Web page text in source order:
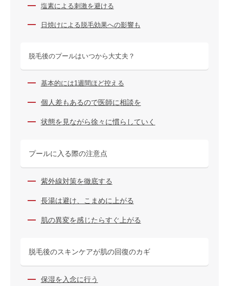
塩素による刺激を避ける
日焼けによる脱毛効果への影響も
脱毛後のプールはいつから大丈夫？
基本的には1週間ほど控える
個人差もあるので医師に相談を
状態を見ながら徐々に慣らしていく
プールに入る際の注意点
紫外線対策を徹底する
長湯は避け、こまめに上がる
肌の異変を感じたらすぐ上がる
脱毛後のスキンケアが肌の回復のカギ
保湿を入念に行う